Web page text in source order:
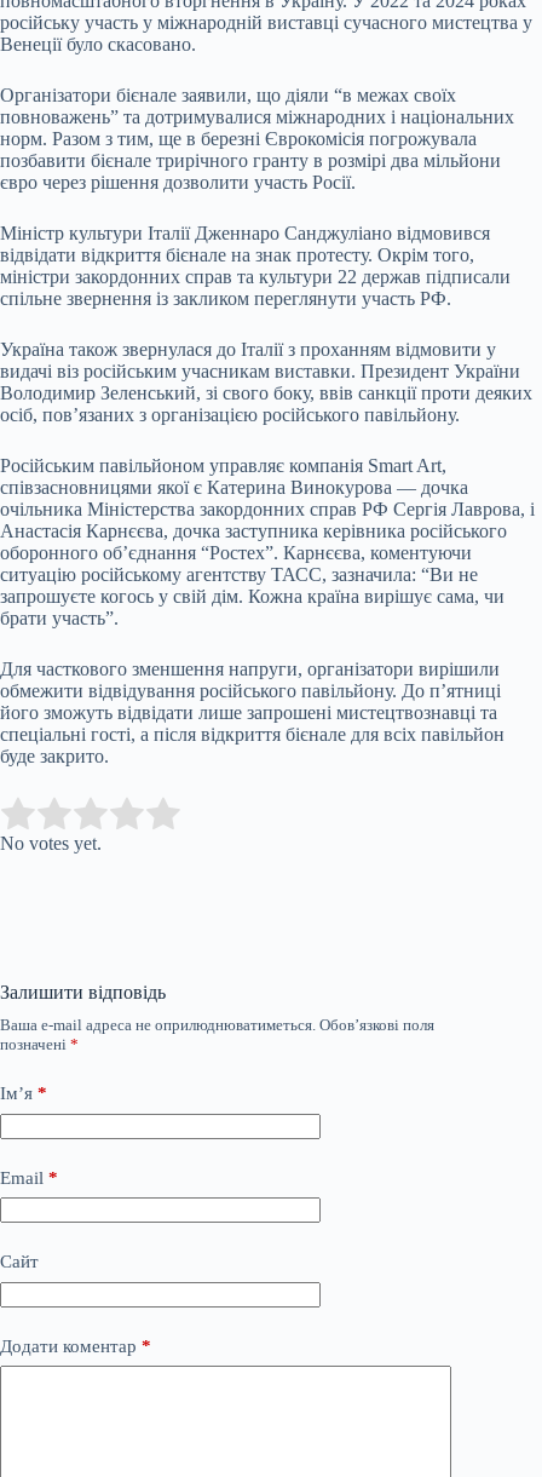
російську участь у міжнародній виставці сучасного мистецтва у
Венеції було скасовано.
Організатори бієнале заявили, що діяли “в межах своїх
повноважень” та дотримувалися міжнародних і національних
норм. Разом з тим, ще в березні Єврокомісія погрожувала
позбавити бієнале трирічного гранту в розмірі два мільйони
євро через рішення дозволити участь Росії.
Міністр культури Італії Дженнаро Санджуліано відмовився
відвідати відкриття бієнале на знак протесту. Окрім того,
міністри закордонних справ та культури 22 держав підписали
спільне звернення із закликом переглянути участь РФ.
Україна також звернулася до Італії з проханням відмовити у
видачі віз російським учасникам виставки. Президент України
Володимир Зеленський, зі свого боку, ввів санкції проти деяких
осіб, пов’язаних з організацією російського павільйону.
Російським павільйоном управляє компанія Smart Art,
співзасновницями якої є Катерина Винокурова — дочка
очільника Міністерства закордонних справ РФ Сергія Лаврова, і
Анастасія Карнєєва, дочка заступника керівника російського
оборонного об’єднання “Ростех”. Карнєєва, коментуючи
ситуацію російському агентству ТАСС, зазначила: “Ви не
запрошуєте когось у свій дім. Кожна країна вирішує сама, чи
брати участь”.
Для часткового зменшення напруги, організатори вирішили
обмежити відвідування російського павільйону. До п’ятниці
його зможуть відвідати лише запрошені мистецтвознавці та
спеціальні гості, а після відкриття бієнале для всіх павільйон
буде закрито.
Rate this item:
No votes yet.
Залишити відповідь
Ваша e-mail адреса не оприлюднюватиметься. Обов’язкові поля
позначені *
Ім’я *
Email *
Сайт
Додати коментар *